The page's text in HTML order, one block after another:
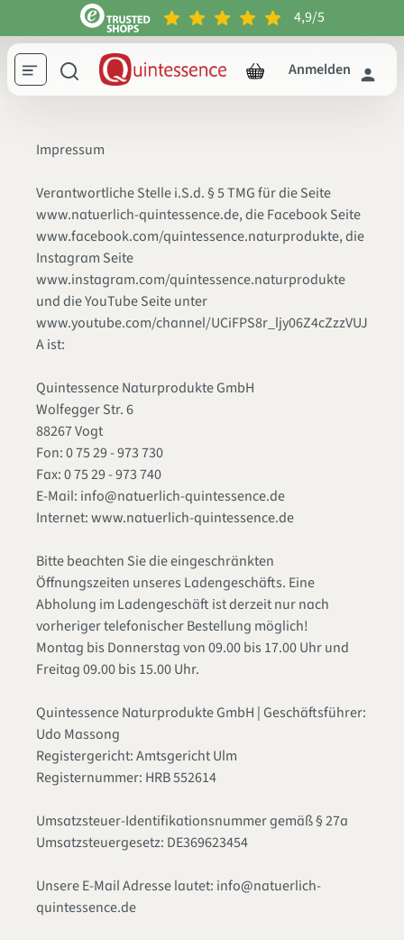
springen 4,9/5
Anmelden
Impressum
Verantwortliche Stelle i.S.d. § 5 TMG für die Seite
www.natuerlich-quintessence.de, die Facebook Seite
www.facebook.com/quintessence.naturprodukte, die
Instagram Seite
www.instagram.com/quintessence.naturprodukte
und die YouTube Seite unter
www.youtube.com/channel/UCiFPS8r_ljy06Z4cZzzVUJ
A ist:
Quintessence Naturprodukte GmbH
Wolfegger Str. 6
88267 Vogt
Fon: 0 75 29 - 973 730
Fax: 0 75 29 - 973 740
E-Mail: info@natuerlich-quintessence.de
Internet: www.natuerlich-quintessence.de
Bitte beachten Sie die eingeschränkten
Öffnungszeiten unseres Ladengeschäfts. Eine
Abholung im Ladengeschäft ist derzeit nur nach
vorheriger telefonischer Bestellung möglich!
Montag bis Donnerstag von 09.00 bis 17.00 Uhr und
Freitag 09.00 bis 15.00 Uhr.
Quintessence Naturprodukte GmbH | Geschäftsführer:
Udo Massong
Registergericht: Amtsgericht Ulm
Registernummer: HRB 552614
Umsatzsteuer-Identifikationsnummer gemäß § 27a
Umsatzsteuergesetz: DE369623454
Unsere E-Mail Adresse lautet: info@natuerlich-
quintessence.de